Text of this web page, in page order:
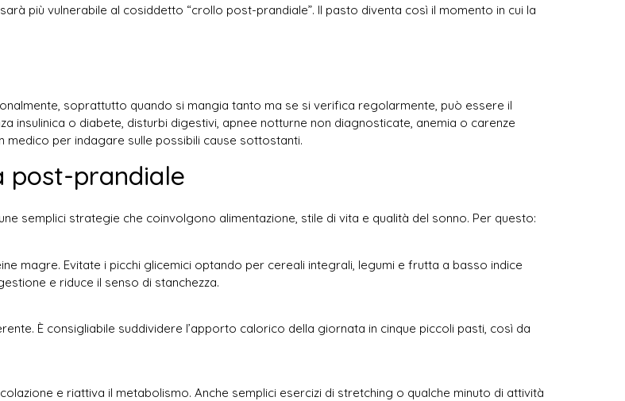
più vulnerabile al cosiddetto “crollo post-prandiale”. Il pasto diventa così il momento in cui la
soprattutto quando si mangia tanto ma se si verifica regolarmente, può essere il
insulinica o diabete, disturbi digestivi, apnee notturne non diagnosticate, anemia o carenze
medico per indagare sulle possibili cause sottostanti.
post-prandiale
semplici strategie che coinvolgono alimentazione, stile di vita e qualità del sonno. Per questo:
magre. Evitate i picchi glicemici optando per cereali integrali, legumi e frutta a basso indice
e riduce il senso di stanchezza.
È consigliabile suddividere l’apporto calorico della giornata in cinque piccoli pasti, così da
e riattiva il metabolismo. Anche semplici esercizi di stretching o qualche minuto di attività